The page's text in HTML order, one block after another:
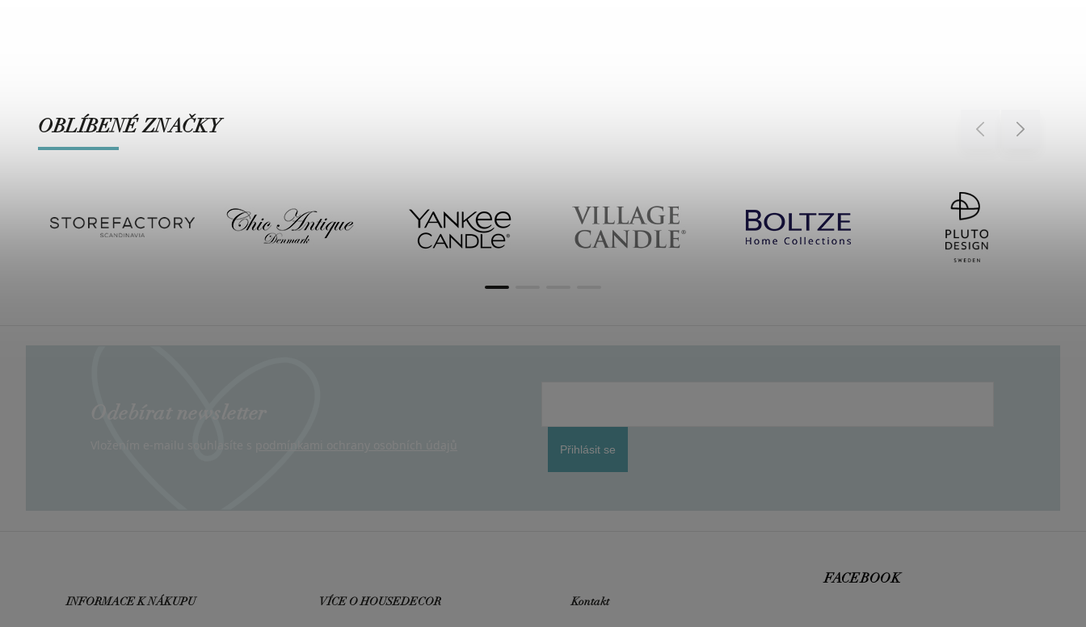
OBLÍBENÉ ZNAČKY Previous Next
Přihlásit se
INFORMACE K NÁKUPU VÍCE O HOUSEDECOR Kontakt
FACEBOOK